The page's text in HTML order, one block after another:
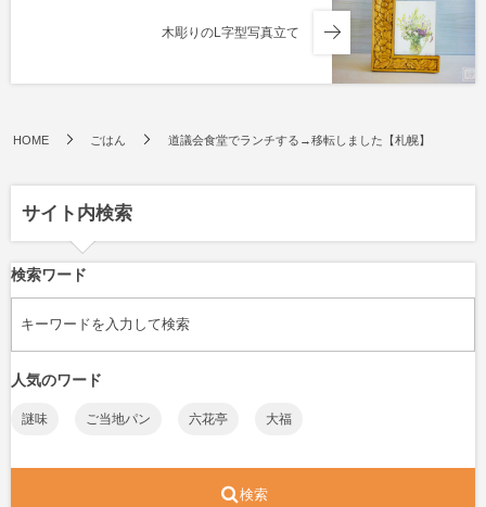
木彫りのL字型写真立て
HOME ごはん 道議会食堂でランチする→移転しました【札幌】
サイト内検索
検索ワード
人気のワード
謎味 ご当地パン 六花亭 大福
検索